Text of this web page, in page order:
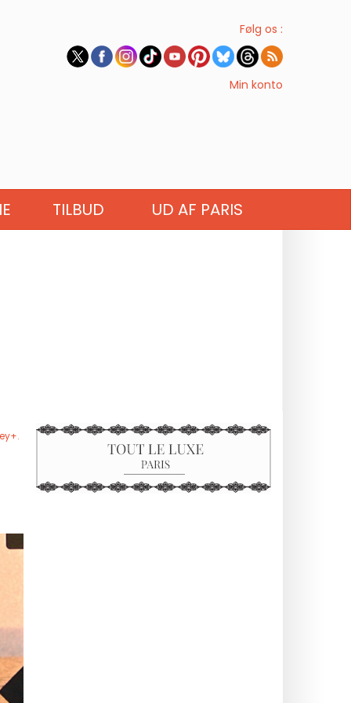
Følg os :
Min konto
TILBUD UD AF PARIS